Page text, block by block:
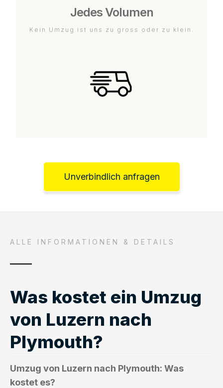
Jedes Volumen
Kein Umzug ist uns zu gross oder zu klein.
Unverbindlich anfragen
ALLE INFORMATIONEN & DETAILS
Was kostet ein Umzug
von Luzern nach
Plymouth?
Umzug von Luzern nach Plymouth: Was
kostet es?